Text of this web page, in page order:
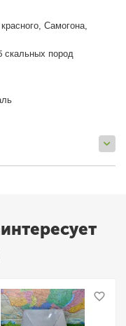
Самогона,
скальных пород